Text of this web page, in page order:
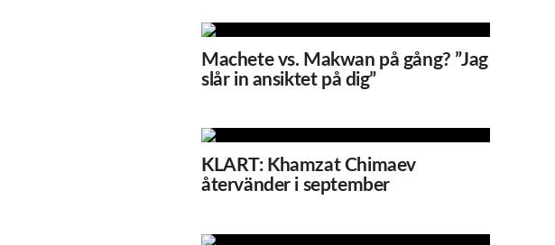
Machete vs. Makwan på gång? ”Jag
slår in ansiktet på dig”
KLART: Khamzat Chimaev
återvänder i september